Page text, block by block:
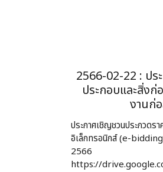
2566-02-22 : ปร
ประกอบและสิ่ง
งานก่
ประกาศเชิญชวนประกวดร
อิเล็กทรอนิกส์ (e-
2566
https://